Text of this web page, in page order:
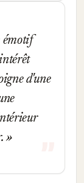
émotif
d'une